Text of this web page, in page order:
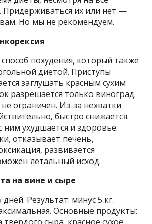
Придерживаться их или нет —
Но мы не рекомендуем.
похудения, который также
диетой. Приступы
заглушать красным сухим
разрешается только виноград.
ограничен. Из-за нехватки
быстро снижается.
ним ухудшается и здоровье:
отказывает печень,
развивается
летальный исход.
на вине и сыре
Результат: минус 5 кг.
Основные продукты: